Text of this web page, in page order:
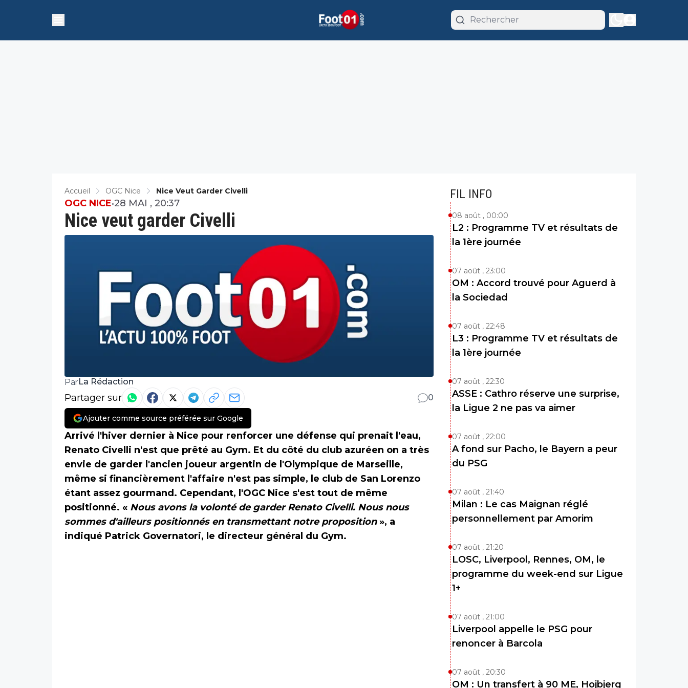
Accueil OGC Nice Nice Veut Garder Civelli
Nice veut garder Civelli
OGC NICE•28 MAI , 20:37
Par La Rédaction
Partager sur 0
Ajouter comme source préférée sur Google
Arrivé l'hiver dernier à Nice pour renforcer une défense qui prenait l'eau,
Renato Civelli n'est que prêté au Gym. Et du côté du club azuréen on a très
envie de garder l'ancien joueur argentin de l'Olympique de Marseille,
même si financièrement l'affaire n'est pas simple, le club de San Lorenzo
étant assez gourmand. Cependant, l'OGC Nice s'est tout de même
positionné. « Nous avons la volonté de garder Renato Civelli. Nous nous
sommes d'ailleurs positionnés en transmettant notre proposition», a
indiqué Patrick Governatori, le directeur général du Gym.
FIL INFO
08 août , 00:00
L2 : Programme TV et résultats de
la 1ère journée
07 août , 23:00
OM : Accord trouvé pour Aguerd à
la Sociedad
07 août , 22:48
L3 : Programme TV et résultats de
la 1ère journée
07 août , 22:30
ASSE : Cathro réserve une surprise,
la Ligue 2 ne pas va aimer
07 août , 22:00
A fond sur Pacho, le Bayern a peur
du PSG
07 août , 21:40
Milan : Le cas Maignan réglé
personnellement par Amorim
07 août , 21:20
LOSC, Liverpool, Rennes, OM, le
programme du week-end sur Ligue
1+
07 août , 21:00
Liverpool appelle le PSG pour
renoncer à Barcola
07 août , 20:30
OM : Un transfert à 90 ME, Hojbjerg